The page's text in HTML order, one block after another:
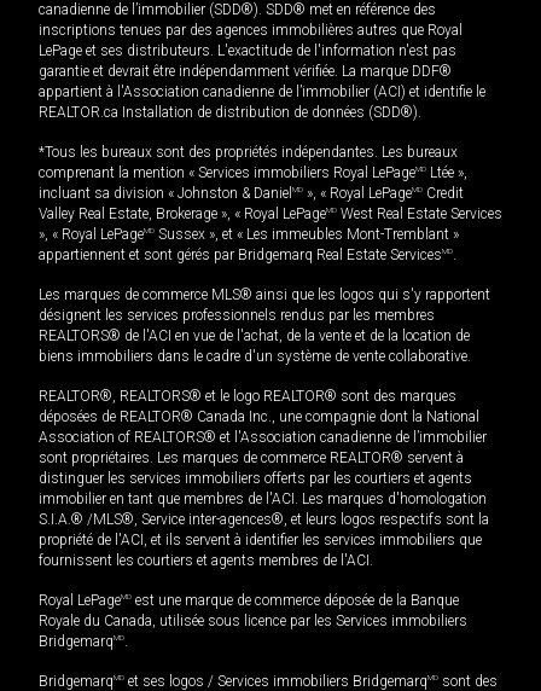
canadienne de l’immobilier (SDD®). SDD® met en référence des
inscriptions tenues par des agences immobilières autres que Royal
LePage et ses distributeurs. L'exactitude de l'information n'est pas
garantie et devrait être indépendamment vérifiée. La marque DDF®
appartient à l'Association canadienne de l’immobilier (ACI) et identifie le
REALTOR.ca Installation de distribution de données (SDD®).
*Tous les bureaux sont des propriétés indépendantes. Les bureaux
comprenant la mention « Services immobiliers Royal LePageMD Ltée »,
incluant sa division « Johnston & Daniel MD », « Royal LePageMD Credit
Valley Real Estate, Brokerage », « Royal LePageMD West Real Estate Services
», « Royal LePageMD Sussex », et « Les immeubles Mont-Tremblant »
appartiennent et sont gérés par Bridgemarq Real Estate ServicesMD.
Les marques de commerce MLS® ainsi que les logos qui s'y rapportent
désignent les services professionnels rendus par les membres
REALTORS® de l'ACI en vue de l'achat, de la vente et de la location de
biens immobiliers dans le cadre d'un système de vente collaborative.
REALTOR®, REALTORS® et le logo REALTOR® sont des marques
déposées de REALTOR® Canada Inc., une compagnie dont la National
Association of REALTORS® et l'Association canadienne de l’immobilier
sont propriétaires. Les marques de commerce REALTOR® servent à
distinguer les services immobiliers offerts par les courtiers et agents
immobilier en tant que membres de l'ACI. Les marques d'homologation
S.I.A.® /MLS®, Service inter-agences®, et leurs logos respectifs sont la
propriété de l'ACI, et ils servent à identifier les services immobiliers que
fournissent les courtiers et agents membres de l'ACI.
Royal LePageMD est une marque de commerce déposée de la Banque
Royale du Canada, utilisée sous licence par les Services immobiliers
BridgemarqMD.
BridgemarqMD et ses logos / Services immobiliers BridgemarqMD sont des